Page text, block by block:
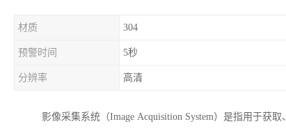
材质 304
预警时间 5秒
分辨率 高清
影像采集系统（Image Acquisition System）是指用于获